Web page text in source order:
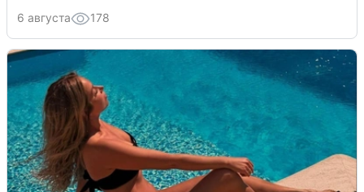
6 августа 178